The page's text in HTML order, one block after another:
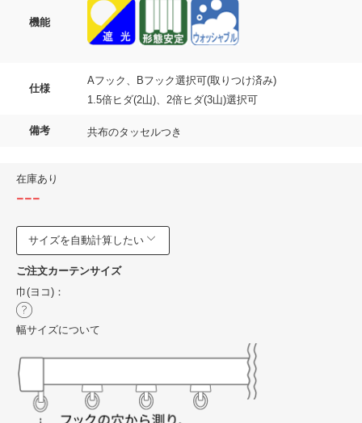
機能
仕様
Aフック、Bフック選択可(取りつけ済み)
1.5倍ヒダ(2山)、2倍ヒダ(3山)選択可
備考 共布のタッセルつき
在庫あり
---
サイズを自動計算したい
ご注文カーテンサイズ
巾(ヨコ)：
幅サイズについて